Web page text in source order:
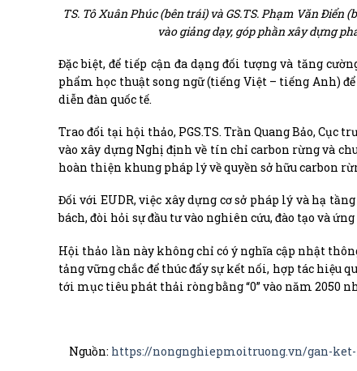
TS. Tô Xuân Phúc (bên trái) và GS.TS. Phạm Văn
vào giảng dạy, góp phần xây dựng
Đặc biệt, để tiếp cận đa dạng đối tượng và tăng
phẩm học thuật song ngữ (tiếng Việt – tiếng Anh)
diễn đàn quốc tế.
Trao đổi tại hội thảo, PGS.TS. Trần Quang Bảo,
vào xây dựng Nghị định về tín chỉ carbon rừng và
hoàn thiện khung pháp lý về quyền sở hữu carbon
Đối với EUDR, việc xây dựng cơ sở pháp lý và hạ
bách, đòi hỏi sự đầu tư vào nghiên cứu, đào tạo và
Hội thảo lần này không chỉ có ý nghĩa cập nhật
tảng vững chắc để thúc đẩy sự kết nối, hợp tác hiệu
tới mục tiêu phát thải ròng bằng “0” vào năm 2050
Nguồn: https://nongnghiepmoitruong.vn/gan-